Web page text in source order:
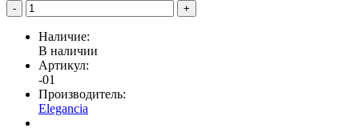
- +
Наличие:
В наличии
Артикул:
-01
Производитель:
Elegancia